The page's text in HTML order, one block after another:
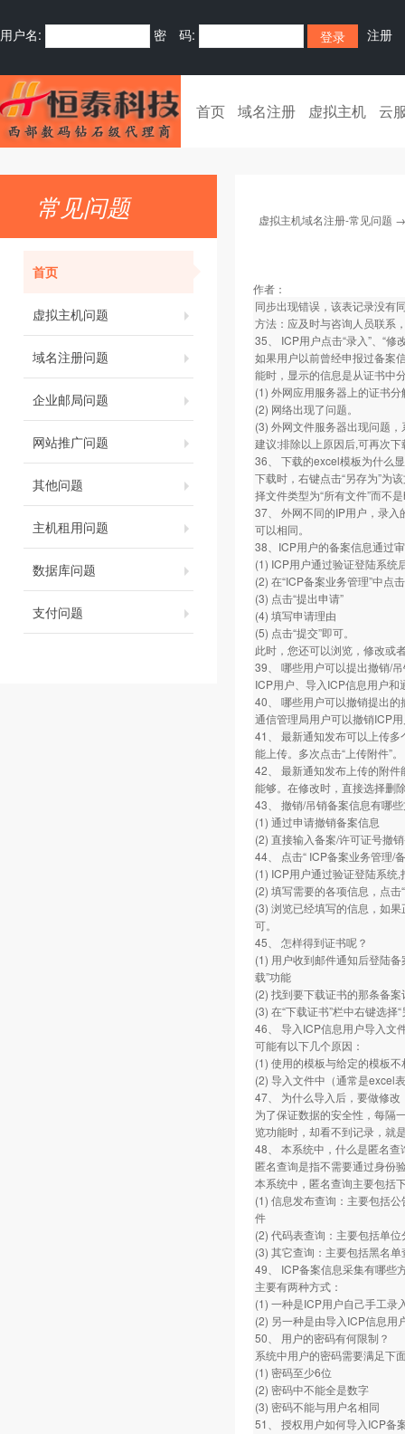
用户名: 密 码: 注册
首页 域名注册 虚拟主机 云
常见问题
首页
虚拟主机问题
域名注册问题
企业邮局问题
网站推广问题
其他问题
主机租用问题
数据库问题
支付问题
虚拟主机域名注册-常见问题
作者：
同步出现错误，该表记录没有
方法：应及时与咨询人员联系
35、 ICP用户点击“录入”、“修
如果用户以前曾经申报过备案
能时，显示的信息是从证书中
(1) 外网应用服务器上的证书
(2) 网络出现了问题。
(3) 外网文件服务器出现问题
建议:排除以上原因后,可再次
36、 下载的excel模板为什么
下载时，右键点击“另存为”为
择文件类型为“所有文件”而不
37、 外网不同的IP用户，录
可以相同。
38、ICP用户的备案信息通过
(1) ICP用户通过验证登陆系统
(2) 在“ICP备案业务管理”中点
(3) 点击“提出申请”
(4) 填写申请理由
(5) 点击“提交”即可。
此时，您还可以浏览，修改或
39、 哪些用户可以提出撤销/
ICP用户、导入ICP信息用户
40、 哪些用户可以撤销提出的
通信管理局用户可以撤销ICP
41、 最新通知发布可以上传
能上传。多次点击“上传附件”。
42、 最新通知发布上传的附件
能够。在修改时，直接选择删
43、 撤销/吊销备案信息有哪
(1) 通过申请撤销备案信息
(2) 直接输入备案/许可证号撤
44、 点击“ ICP备案业务管理/
(1) ICP用户通过验证登陆系统,
(2) 填写需要的各项信息，点击
(3) 浏览已经填写的信息，如果
可。
45、 怎样得到证书呢？
(1) 用户收到邮件通知后登陆
载”功能
(2) 找到要下载证书的那条备案
(3) 在“下载证书”栏中右键选
46、 导入ICP信息用户导入文
可能有以下几个原因：
(1) 使用的模板与给定的模板不
(2) 导入文件中（通常是excel
47、 为什么导入后，要做修改
为了保证数据的安全性，每隔
览功能时，却看不到记录，就
48、 本系统中，什么是匿名
匿名查询是指不需要通过身份
本系统中，匿名查询主要包括
(1) 信息发布查询：主要包括
件
(2) 代码表查询：主要包括单
(3) 其它查询：主要包括黑名
49、 ICP备案信息采集有哪些
主要有两种方式：
(1) 一种是ICP用户自己手工录
(2) 另一种是由导入ICP信息用
50、 用户的密码有何限制？
系统中用户的密码需要满足下
(1) 密码至少6位
(2) 密码中不能全是数字
(3) 密码不能与用户名相同
51、 授权用户如何导入ICP备